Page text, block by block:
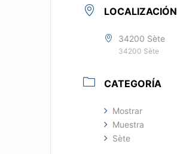
LOCALIZACIÓN
34200 Sète
34200 Sète
CATEGORÍA
Mostrar
Muestra
Sète